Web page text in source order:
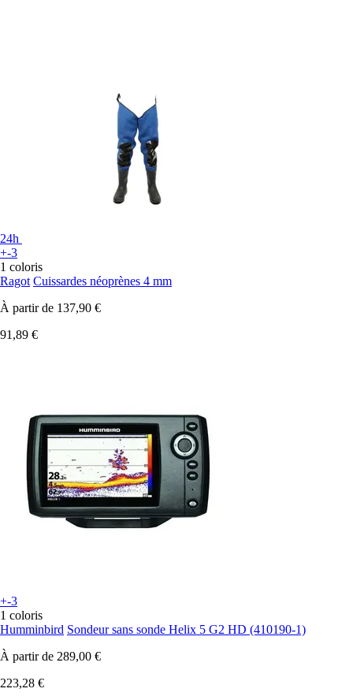
24h
+-3
1 coloris
Ragot Cuissardes néoprènes 4 mm
À partir de 137,90 €
91,89 €
+-3
1 coloris
Humminbird Sondeur sans sonde Helix 5 G2 HD (410190-1)
À partir de 289,00 €
223,28 €